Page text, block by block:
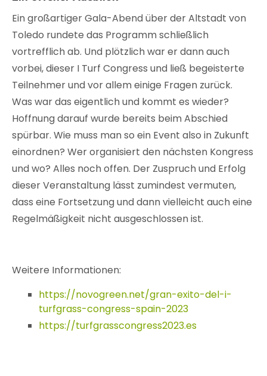
Ein großartiger Gala-Abend über der Altstadt von
Toledo rundete das Programm schließlich
vortrefflich ab. Und plötzlich war er dann auch
vorbei, dieser I Turf Congress und ließ begeisterte
Teilnehmer und vor allem einige Fragen zurück.
Was war das eigentlich und kommt es wieder?
Hoffnung darauf wurde bereits beim Abschied
spürbar. Wie muss man so ein Event also in Zukunft
einordnen? Wer organisiert den nächsten Kongress
und wo? Alles noch offen. Der Zuspruch und Erfolg
dieser Veranstaltung lässt zumindest vermuten,
dass eine Fortsetzung und dann vielleicht auch eine
Regelmäßigkeit nicht ausgeschlossen ist.
Weitere Informationen:
https://novogreen.net/gran-exito-del-i-
turfgrass-congress-spain-2023
https://turfgrasscongress2023.es